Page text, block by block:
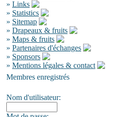
» Links
» Statistics
» Sitemap
» Drapeaux & fruits
» Maps & fruits
» Partenaires d'échanges
» Sponsors
» Mentions légales & contact
Membres enregistrés
Nom d'utilisateur: